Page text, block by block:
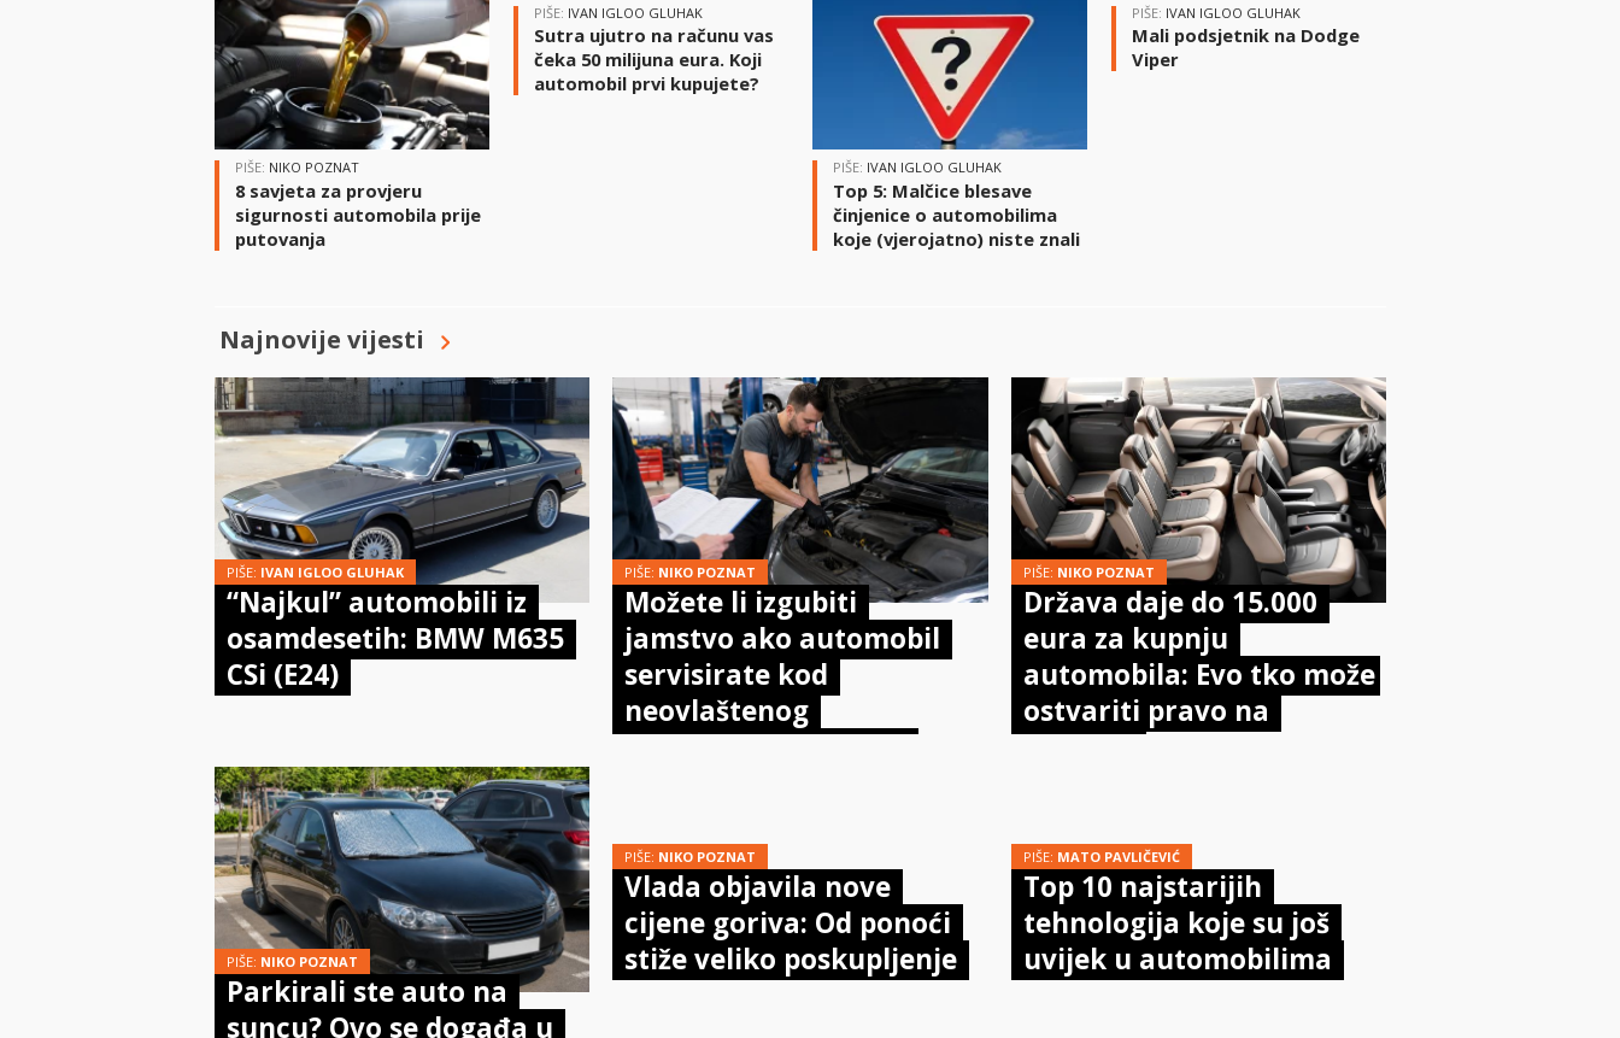
PIŠE: NIKO POZNAT
8 savjeta za provjeru
sigurnosti automobila prije
putovanja
PIŠE: IVAN IGLOO GLUHAK
Sutra ujutro na računu vas
čeka 50 milijuna eura. Koji
automobil prvi kupujete?
PIŠE: IVAN IGLOO GLUHAK
Top 5: Malčice blesave
činjenice o automobilima
koje (vjerojatno) niste znali
PIŠE: IVAN IGLOO GLUHAK
Mali podsjetnik na Dodge
Viper
Najnovije vijesti
PIŠE: IVAN IGLOO GLUHAK
“Najkul” automobili iz
osamdesetih: BMW M635
CSi (E24)
PIŠE: NIKO POZNAT
Možete li izgubiti
jamstvo ako automobil
servisirate kod
neovlaštenog
PIŠE: NIKO POZNAT
Država daje do 15.000
eura za kupnju
automobila: Evo tko može
ostvariti pravo na
PIŠE: NIKO POZNAT
Parkirali ste auto na
suncu? Ovo se događa u
PIŠE: NIKO POZNAT
Vlada objavila nove
cijene goriva: Od ponoći
stiže veliko poskupljenje
PIŠE: MATO PAVLIČEVIĆ
Top 10 najstarijih
tehnologija koje su još
uvijek u automobilima